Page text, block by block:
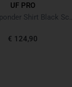
UF PRO
€ 124,90